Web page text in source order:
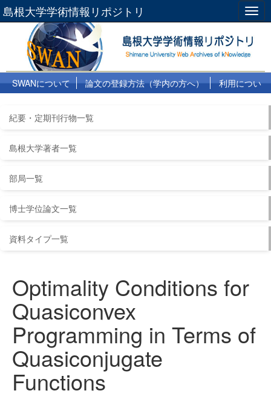
島根大学学術情報リポジトリ
SWANについて 論文の登録方法（学内の方へ）
利用につい
紀要・定期刊行物一覧
島根大学著者一覧
部局一覧
博士学位論文一覧
資料タイプ一覧
Optimality Conditions for
Quasiconvex
Programming in Terms of
Quasiconjugate
Functions